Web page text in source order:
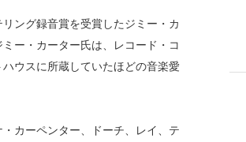
ング録音賞を受賞したジミー・カ
ー・カーター氏は、レコード・コ
ウスに所蔵していたほどの音楽愛
カーペンター、ドーチ、レイ、テ